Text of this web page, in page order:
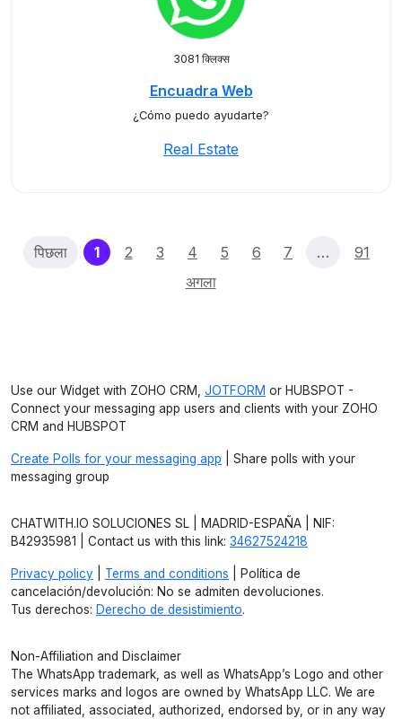
3081 क्लिक्स
Encuadra Web
¿Cómo puedo ayudarte?
Real Estate
पिछला 1(current)
2 3 4 5 6 7 …
91
अगला
Use our Widget with ZOHO CRM, JOTFORM or HUBSPOT -
Connect your messaging app users and clients with your ZOHO
CRM and HUBSPOT
Create Polls for your messaging app | Share polls with your
messaging group
CHATWITH.IO SOLUCIONES SL | MADRID-ESPAÑA | NIF:
B42935981 | Contact us with this link: 34627524218
Privacy policy Terms and conditions | Política de
cancelación/devolución: No se admiten devoluciones.
Tus derechos: Derecho de desistimiento.
Non-Affiliation and Disclaimer
The WhatsApp trademark, as well as WhatsApp’s Logo and other
services marks and logos are owned by WhatsApp LLC. We are
not affiliated, associated, authorized, endorsed by, or in any way